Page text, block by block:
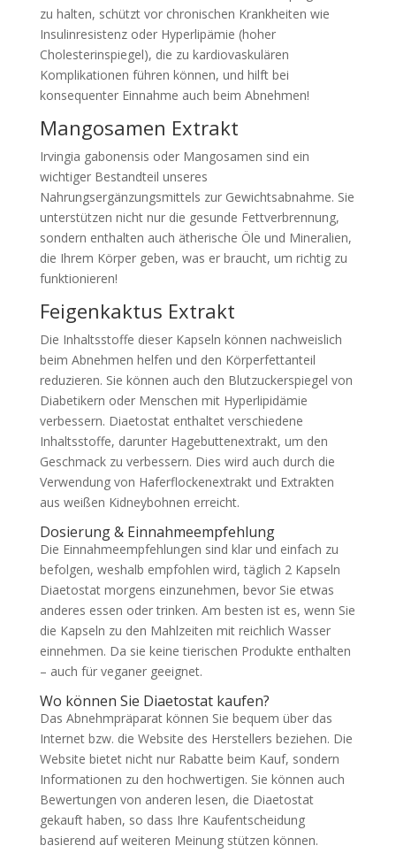
zu halten, schützt vor chronischen Krankheiten wie
Insulinresistenz oder Hyperlipämie (hoher
Cholesterinspiegel), die zu kardiovaskulären
Komplikationen führen können, und hilft bei
konsequenter Einnahme auch beim Abnehmen!
Mangosamen Extrakt
Irvingia gabonensis oder Mangosamen sind ein
wichtiger Bestandteil unseres
Nahrungsergänzungsmittels zur Gewichtsabnahme. Sie
unterstützen nicht nur die gesunde Fettverbrennung,
sondern enthalten auch ätherische Öle und Mineralien,
die Ihrem Körper geben, was er braucht, um richtig zu
funktionieren!
Feigenkaktus Extrakt
Die Inhaltsstoffe dieser Kapseln können nachweislich
beim Abnehmen helfen und den Körperfettanteil
reduzieren. Sie können auch den Blutzuckerspiegel von
Diabetikern oder Menschen mit Hyperlipidämie
verbessern. Diaetostat enthaltet verschiedene
Inhaltsstoffe, darunter Hagebuttenextrakt, um den
Geschmack zu verbessern. Dies wird auch durch die
Verwendung von Haferflockenextrakt und Extrakten
aus weißen Kidneybohnen erreicht.
Dosierung & Einnahmeempfehlung
Die Einnahmeempfehlungen sind klar und einfach zu
befolgen, weshalb empfohlen wird, täglich 2 Kapseln
Diaetostat morgens einzunehmen, bevor Sie etwas
anderes essen oder trinken. Am besten ist es, wenn Sie
die Kapseln zu den Mahlzeiten mit reichlich Wasser
einnehmen. Da sie keine tierischen Produkte enthalten
– auch für veganer geeignet.
Wo können Sie Diaetostat kaufen?
Das Abnehmpräparat können Sie bequem über das
Internet bzw. die Website des Herstellers beziehen. Die
Website bietet nicht nur Rabatte beim Kauf, sondern
Informationen zu den hochwertigen. Sie können auch
Bewertungen von anderen lesen, die Diaetostat
gekauft haben, so dass Ihre Kaufentscheidung
basierend auf weiteren Meinung stützen können.